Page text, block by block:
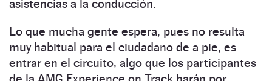
asistencias a la conducción.
Lo que mucha gente espera, pues no resulta
muy habitual para el ciudadano de a pie, es
entrar en el circuito, algo que los participantes